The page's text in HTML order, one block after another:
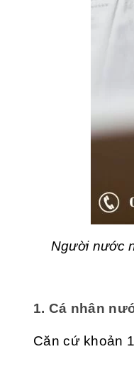
Người nước
1. Cá nhân
Căn cứ khoản